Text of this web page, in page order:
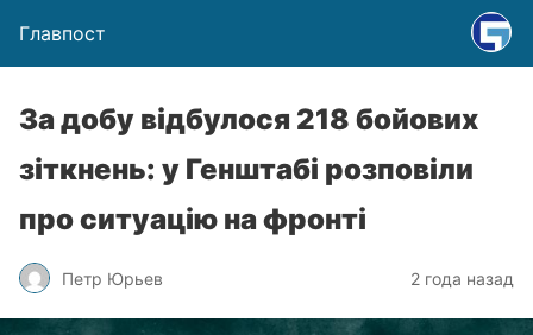
Главпост
За добу відбулося 218 бойових
зіткнень: у Генштабі розповіли
про ситуацію на фронті
Петр Юрьев 2 года назад